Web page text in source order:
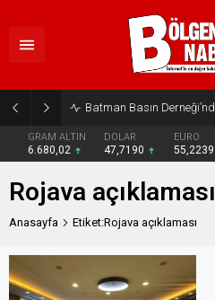
GRAM ALTIN
6.680,02
DOLAR
47,7190
EURO
55,2239
Rojava açıklaması
Anasayfa Etiket:Rojava açıklaması